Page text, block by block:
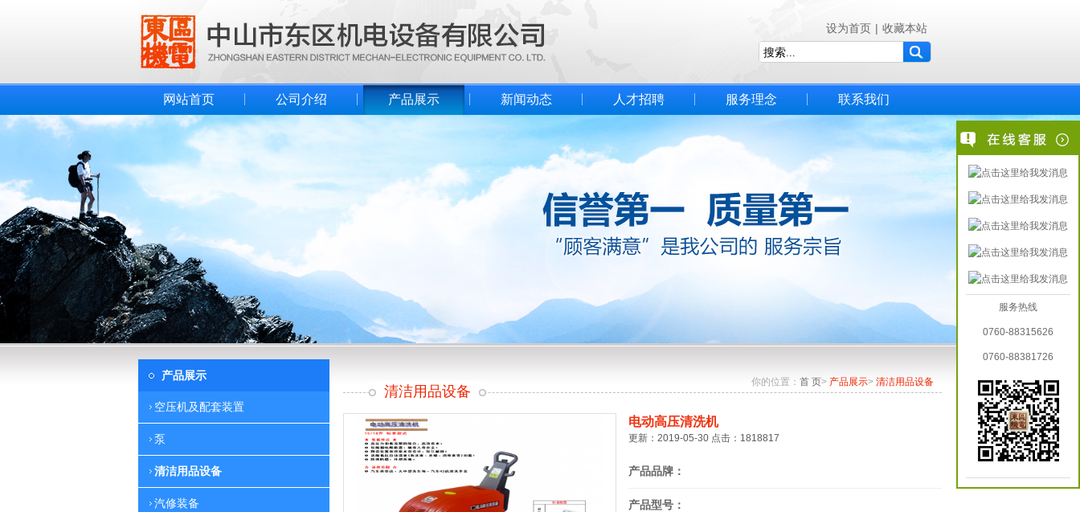
设为首页 | 收藏本站
网站首页 公司介绍 产品展示 新闻动态 人才招聘 服务理念 联系我们
产品展示
空压机及配套装置
泵
清洁用品设备
汽修装备
你的位置： 首 页> 产品展示> 清洁用品设备
清洁用品设备
电动高压清洗机
更新：2019-05-30 点击：1818817
产品品牌：
产品型号：
服务热线
0760-88315626
0760-88381726